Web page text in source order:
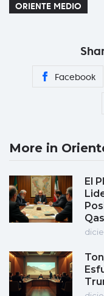
ORIENTE MEDIO
Facebook
More in
El